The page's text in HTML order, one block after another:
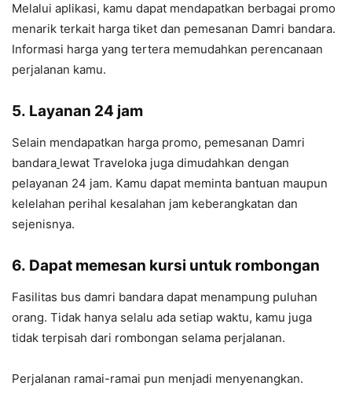
Melalui aplikasi, kamu dapat mendapatkan berbagai promo
menarik terkait harga tiket dan pemesanan Damri bandara.
Informasi harga yang tertera memudahkan perencanaan
perjalanan kamu.
5. Layanan 24 jam
Selain mendapatkan harga promo, pemesanan Damri
bandara lewat Traveloka juga dimudahkan dengan
pelayanan 24 jam. Kamu dapat meminta bantuan maupun
kelelahan perihal kesalahan jam keberangkatan dan
sejenisnya.
6. Dapat memesan kursi untuk rombongan
Fasilitas bus damri bandara dapat menampung puluhan
orang. Tidak hanya selalu ada setiap waktu, kamu juga
tidak terpisah dari rombongan selama perjalanan.
Perjalanan ramai-ramai pun menjadi menyenangkan.